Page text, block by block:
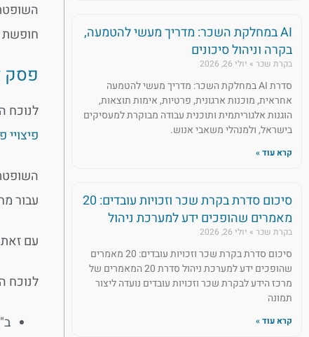
AI במחלקת השכר: מדריך מעשי להטמעה,
בקרה וניהול סיכונים
בקרת שכר יולי 26, 2026
סדרת AI במחלקת השכר: מדריך מעשי להטמעה
אחראית, מוכנות ארגונית, פרטיות, אימות תוצאות,
הוגנות אלגוריתמית ותוכנית עבודה מבוקרת למעסיקים
בישראל, ולמנהלי משאבי אנוש.
קרא עוד »
סיכום סדרת בקרת שכר וזכויות עובדים: 20
מאמרים שהופכים ידע למערכת ניהול
בקרת שכר יולי 26, 2026
סיכום סדרת בקרת שכר וזכויות עובדים: 20 מאמרים
שהופכים ידע למערכת ניהול סדרת 20 המאמרים של
מרכז הידע לבקרת שכר וזכויות עובדים נועדה ליצור
תמונה
קרא עוד »
חופשת
פסק
לנוכח ה
פיצויי
עבור מחדל זה.
עם
לנוכח